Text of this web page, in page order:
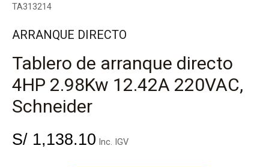
TA313214
ARRANQUE DIRECTO
Tablero de arranque directo
4HP 2.98Kw 12.42A 220VAC,
Schneider
S/ 1,138.10 Inc. IGV